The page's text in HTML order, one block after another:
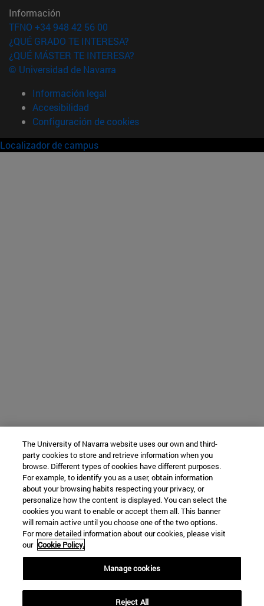
Información
TFNO +34 948 42 56 00
¿QUÉ GRADO TE INTERESA?
¿QUÉ MÁSTER TE INTERESA?
© Universidad de Navarra
Información legal
Accesibilidad
Configuración de cookies
Localizador de campus
The University of Navarra website uses our own and third-
party cookies to store and retrieve information when you
browse. Different types of cookies have different purposes.
For example, to identify you as a user, obtain information
about your browsing habits respecting your privacy, or
personalize how the content is displayed. You can select the
cookies you want to enable or accept them all. This banner
will remain active until you choose one of the two options.
For more detailed information about our cookies, please visit
our Cookie Policy.
Manage cookies
Reject All